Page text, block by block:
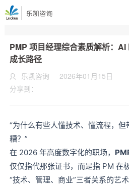
PMP 项目经理综合素质解析：
成长路径
乐凯咨询
2026年01月15日
分享到：
“为什么有些人懂技术、懂流程，
糟？”
在 2026 年高度数字化的职场，
仅仅指代那张证书，而是指 PM 在
“技术、管理、商业”三者关系的艺